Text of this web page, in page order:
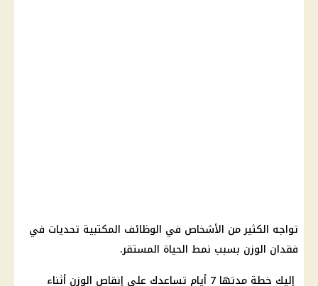
تواجه الكثير من الأشخاص في الوظائف المكتبية تحديات في
فقدان الوزن بسبب نمط الحياة المستقر.
إليك خطة مدتها 7 أيام تساعدك على إنقاص الوزن أثناء